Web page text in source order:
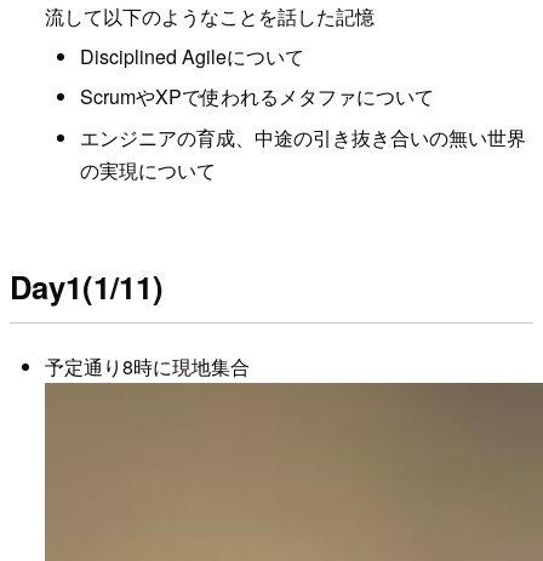
流して以下のようなことを話した記憶
Disciplined Agileについて
ScrumやXPで使われるメタファについて
エンジニアの育成、中途の引き抜き合いの無い世界
の実現について
Day1(1/11)
予定通り8時に現地集合